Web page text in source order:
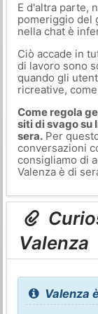
E d'altra parte,
pomeriggio del
nella chat è
Ciò accade in
di lavoro sono
quando gli
ricreative,
Come regola
siti di svago su
sera.Per
conversazioni
consigliamo di
Valenza è di
Valenza
Valenza